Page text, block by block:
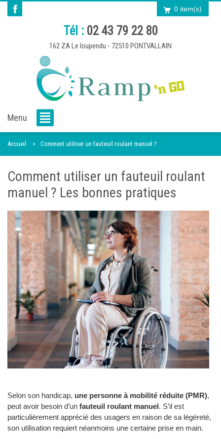
0 item(s)
Tél : 02 43 79 22 80
162 ZA Le loupendu - 72510 PONTVALLAIN
Menu
Accueil Comment utiliser un fauteuil roulant manuel ?
Comment utiliser un fauteuil roulant
manuel ? Les bonnes pratiques
Selon son handicap, une personne à mobilité réduite (PMR),
peut avoir besoin d’un fauteuil roulant manuel. S’il est
particulièrement apprécié des usagers en raison de sa légèreté,
son utilisation requiert néanmoins une certaine prise en main.